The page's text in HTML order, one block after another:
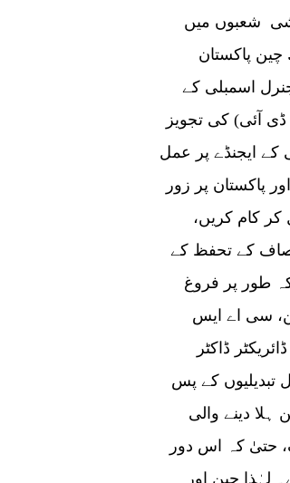
شعبوں میں
چین پاکستان
اسمبلی کے
آئی) کی تجویز
2030 میں پائیدار ترقی کے ایجنڈے پر عمل
پاکستان پر زور
کر کام کریں،
کے تحفظ کے
طور پر فروغ
سی اے ایس
ڈاکٹر
تبدیلیوں کے پس
دینے والی
حتیٰ کہ اس دور
لہٰذا چین اور